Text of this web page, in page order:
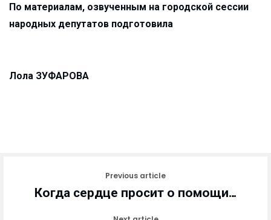
По материалам, озвученным на городской сессии
народных депутатов подготовила
Лола ЗУФАРОВА
Previous article
Когда сердце просит о помощи…